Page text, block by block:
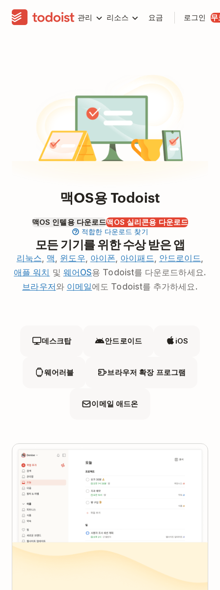
관리 리소스 요금 로그인 무
맥OS용 Todoist
맥OS 인텔용 다운로드맥OS 실리콘용 다운로드
적합한 다운로드 찾기
모든 기기를 위한 수상 받은 앱
리눅스 맥 윈도우 아이폰 아이패드 안드로이드
애플 워치 및 웨어OS용 Todoist를 다운로드하세요.
브라우저와 이메일에도 Todoist를 추가하세요.
데스크탑 안드로이드 iOS
웨어러블 브라우저 확장 프로그램
이메일 애드온